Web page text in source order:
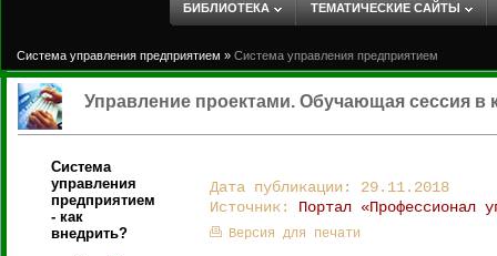
БИБЛИОТЕКА ТЕМАТИЧЕСКИЕ САЙТЫ
Система управления предприятием » Система управления предприятием
Управление проектами. Обучающая сессия в
Система
управления
предприятием
- как
внедрить?
Дата публикации: 29.11.2018
Источник: Портал «Профессионал
Версия для печати